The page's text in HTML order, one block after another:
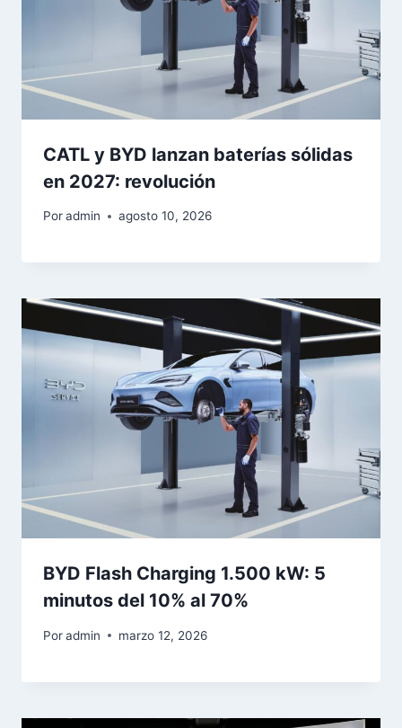
CATL y BYD lanzan baterías sólidas
en 2027: revolución
Poradmin agosto 10, 2026
BYD Flash Charging 1.500 kW: 5
minutos del 10% al 70%
Poradmin marzo 12, 2026